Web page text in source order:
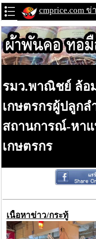
cmprice.com
รมว.พาณิชย์ ล้อ
เกษตรกรผู้ปลูกล
สถานการณ์-หา
เกษตรกร
เนื้อหาข่าว/กระทู้